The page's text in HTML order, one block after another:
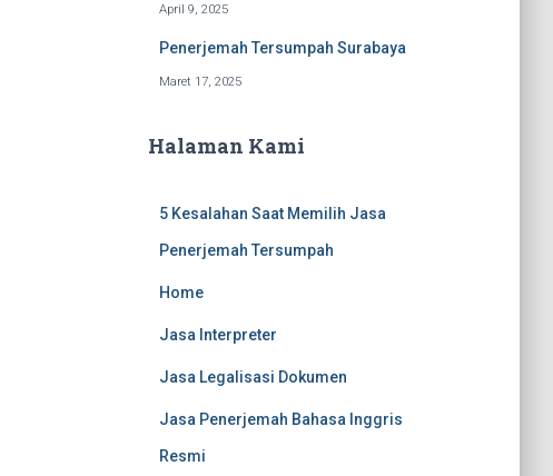
April 9, 2025
Penerjemah Tersumpah Surabaya
Maret 17, 2025
Halaman Kami
5 Kesalahan Saat Memilih Jasa
Penerjemah Tersumpah
Home
Jasa Interpreter
Jasa Legalisasi Dokumen
Jasa Penerjemah Bahasa Inggris
Resmi